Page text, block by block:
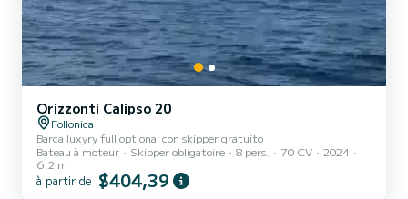
Orizzonti Calipso 20
Follonica
Barca luxyry full optional con skipper gratuito
Bateau à moteur
Skipper obligatoire 8 pers. 70 CV
2024
6.2 m
à partir de $404,39